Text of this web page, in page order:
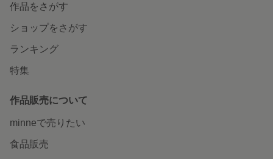
作品をさがす
ショップをさがす
ランキング
特集
作品販売について
minneで売りたい
食品販売